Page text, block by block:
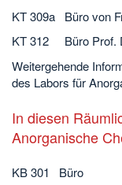
KT 309a Büro von
KT 312 Büro Prof.
Weitergehende
des Labors für
In diesen
Anorganische
KB 301 Büro